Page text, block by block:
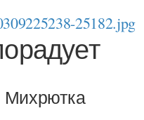
Михрютка